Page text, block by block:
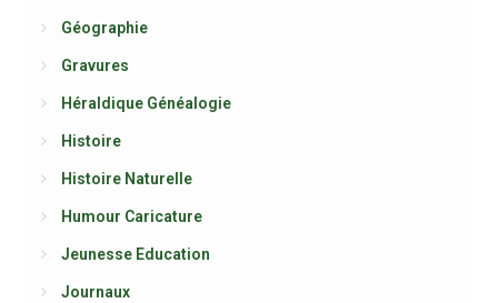
Géographie
Gravures
Héraldique Généalogie
Histoire
Histoire Naturelle
Humour Caricature
Jeunesse Education
Journaux